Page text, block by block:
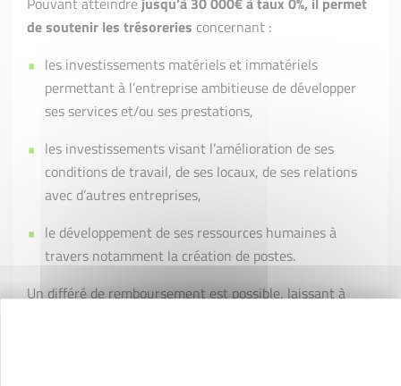
de soutenir les trésoreries concernant :
les investissements matériels et immatériels
permettant à l’entreprise ambitieuse de développer
ses services et/ou ses prestations,
les investissements visant l’amélioration de ses
conditions de travail, de ses locaux, de ses relations
avec d’autres entreprises,
le développement de ses ressources humaines à
travers notamment la création de postes.
Un différé de remboursement est possible, laissant à